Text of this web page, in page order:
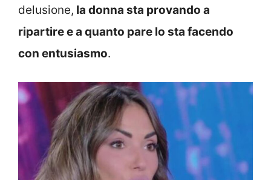
delusione, la donna sta provando a
ripartire e a quanto pare lo sta facendo
con entusiasmo.